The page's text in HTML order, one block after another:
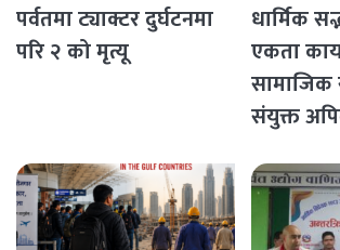
पर्वतमा ट्याक्टर दुर्घटनमा
परि २ को मृत्यू
धार्मिक
एकता
संयुक्त